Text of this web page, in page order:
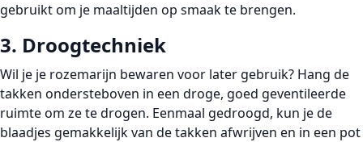
gebruikt om je maaltijden op smaak te brengen.
3. Droogtechniek
Wil je je rozemarijn bewaren voor later gebruik? Hang de
takken ondersteboven in een droge, goed geventileerde
ruimte om ze te drogen. Eenmaal gedroogd, kun je de
blaadjes gemakkelijk van de takken afwrijven en in een pot